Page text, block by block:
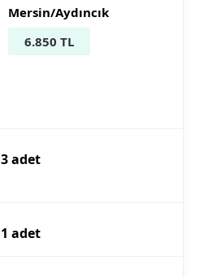
Mersin/Aydıncık
6.850 TL
3 adet
1 adet